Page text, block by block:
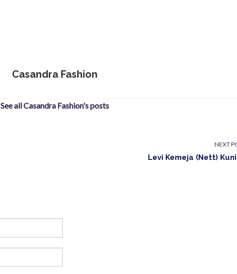
Casandra Fashion
See all Casandra Fashion's posts
NEXT
Levi Kemeja (Nett)